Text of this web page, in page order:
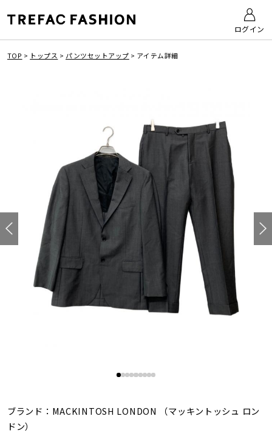
ログイン
TOP > トップス > パンツセットアップ > アイテム詳細
ブランド： MACKINTOSH LONDON
（マッキントッシュ ロン
ドン）